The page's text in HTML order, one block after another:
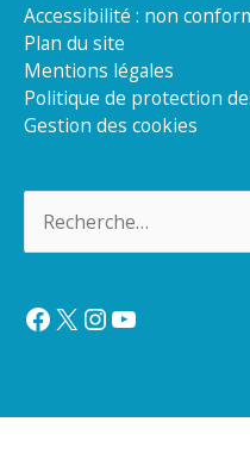
Accessibilité : non
Plan du site
Mentions légales
Politique de protection
Gestion des cookies
Facebook
X Instagram
YouTube